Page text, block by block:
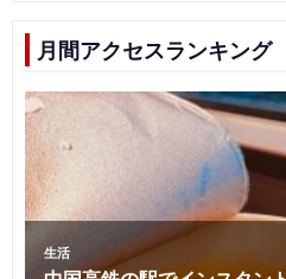
月間アクセスランキング